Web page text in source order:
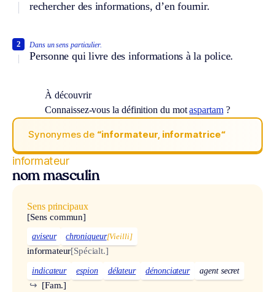
rechercher des informations, d’en fournir.
Dans un sens particulier.
Personne qui livre des informations à la police.
2
À découvrir
Connaissez-vous la définition du motaspartam?
Synonymes de “informateur, informatrice“
informateur
nom masculin
Sens principaux
[Sens commun]
aviseur chroniqueur[Vieilli]
informateur[Spécialt.]
indicateur espion délateur dénonciateur agent secret
[Fam.]
↪